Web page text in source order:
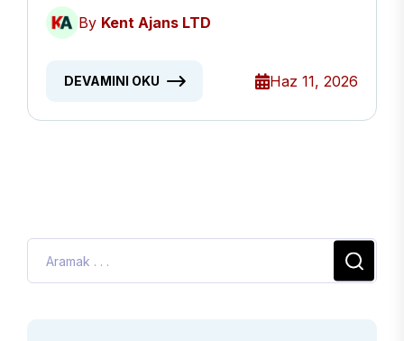
By Kent Ajans LTD
DEVAMINI OKU Haz 11, 2026